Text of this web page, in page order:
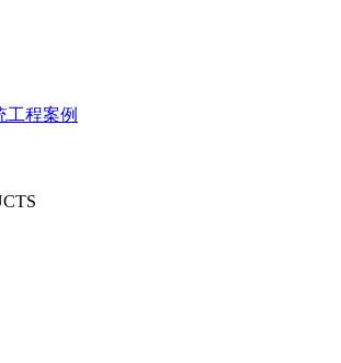
工程案例